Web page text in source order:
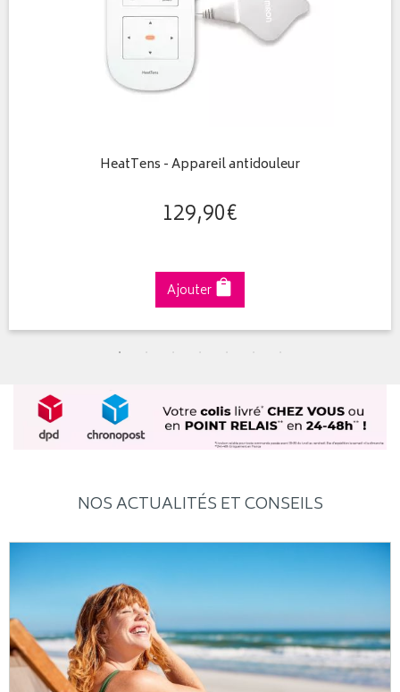
HeatTens - Appareil antidouleur
129,90€
Ajouter
NOS ACTUALITÉS ET CONSEILS